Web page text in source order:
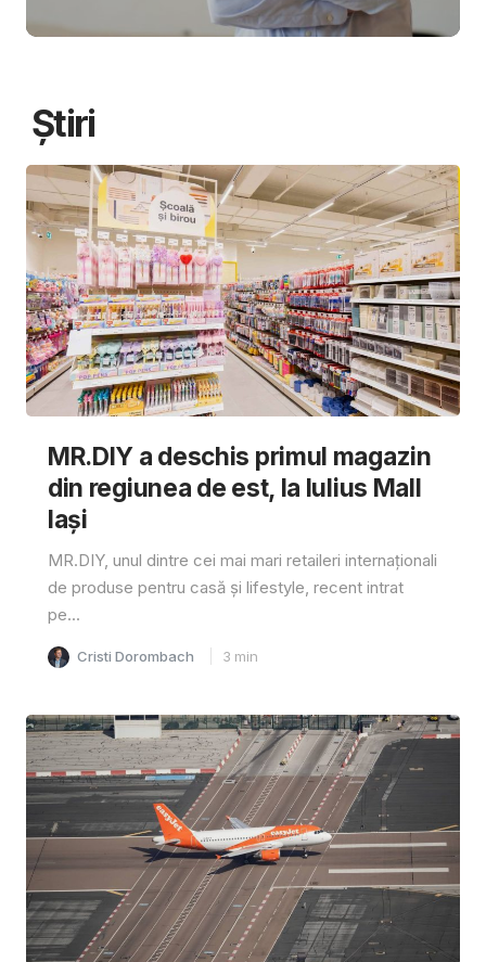
Știri
MR.DIY a deschis primul magazin
din regiunea de est, la Iulius Mall
Iași
MR.DIY, unul dintre cei mai mari retaileri internaționali
de produse pentru casă și lifestyle, recent intrat
pe...
Cristi Dorombach 3 min